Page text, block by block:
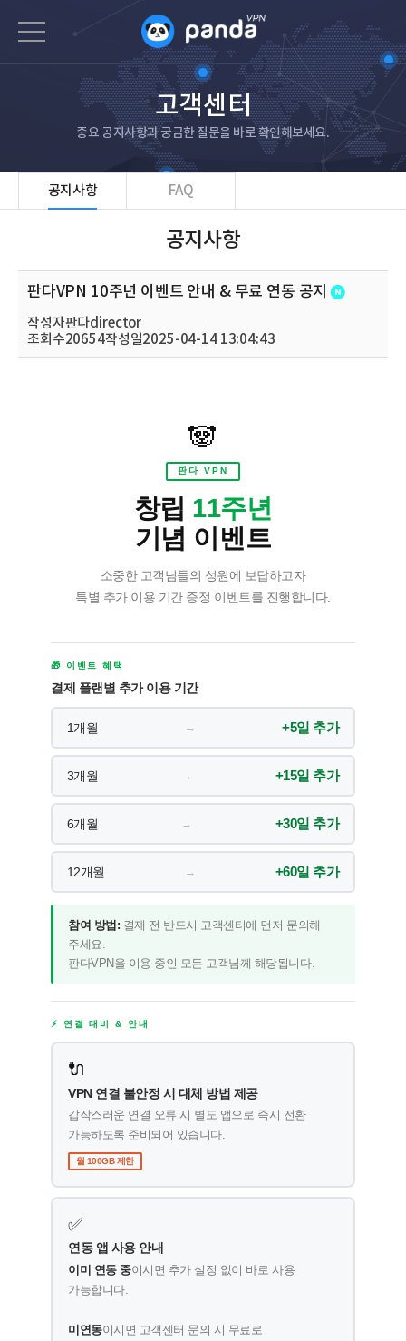
고객센터
중요 공지사항과 궁금한 질문을 바로 확인해보세요.
공지사항 FAQ
공지사항
판다VPN 10주년 이벤트 안내 & 무료 연동 공지
작성자판다director
조회수20654작성일2025-04-14 13:04:43
🐼
판다 VPN
창립 11주년
기념 이벤트
소중한 고객님들의 성원에 보답하고자
특별 추가 이용 기간 증정 이벤트를 진행합니다.
🎁 이벤트 혜택
결제 플랜별 추가 이용 기간
1개월 → +5일 추가
3개월 → +15일 추가
6개월 → +30일 추가
12개월 → +60일 추가
참여 방법: 결제 전 반드시 고객센터에 먼저 문의해
주세요.
판다VPN을 이용 중인 모든 고객님께 해당됩니다.
⚡ 연결 대비 & 안내
🔌
VPN 연결 불안정 시 대체 방법 제공
갑작스러운 연결 오류 시 별도 앱으로 즉시 전환
가능하도록 준비되어 있습니다.
월 100GB 제한
✅
연동 앱 사용 안내
이미 연동 중이시면 추가 설정 없이 바로 사용
가능합니다.
미연동이시면 고객센터 문의 시 무료로